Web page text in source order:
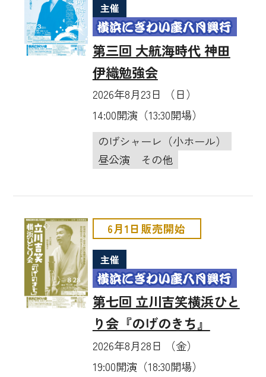
主催
第三回 大航海時代 神田
伊織勉強会
2026年8月23日 （日）
14:00開演（13:30開場）
のげシャーレ（小ホール）
昼公演
その他
6月1日販売開始
主催
第七回 立川吉笑横浜ひと
り会『のげのきち』
2026年8月28日 （金）
19:00開演（18:30開場）